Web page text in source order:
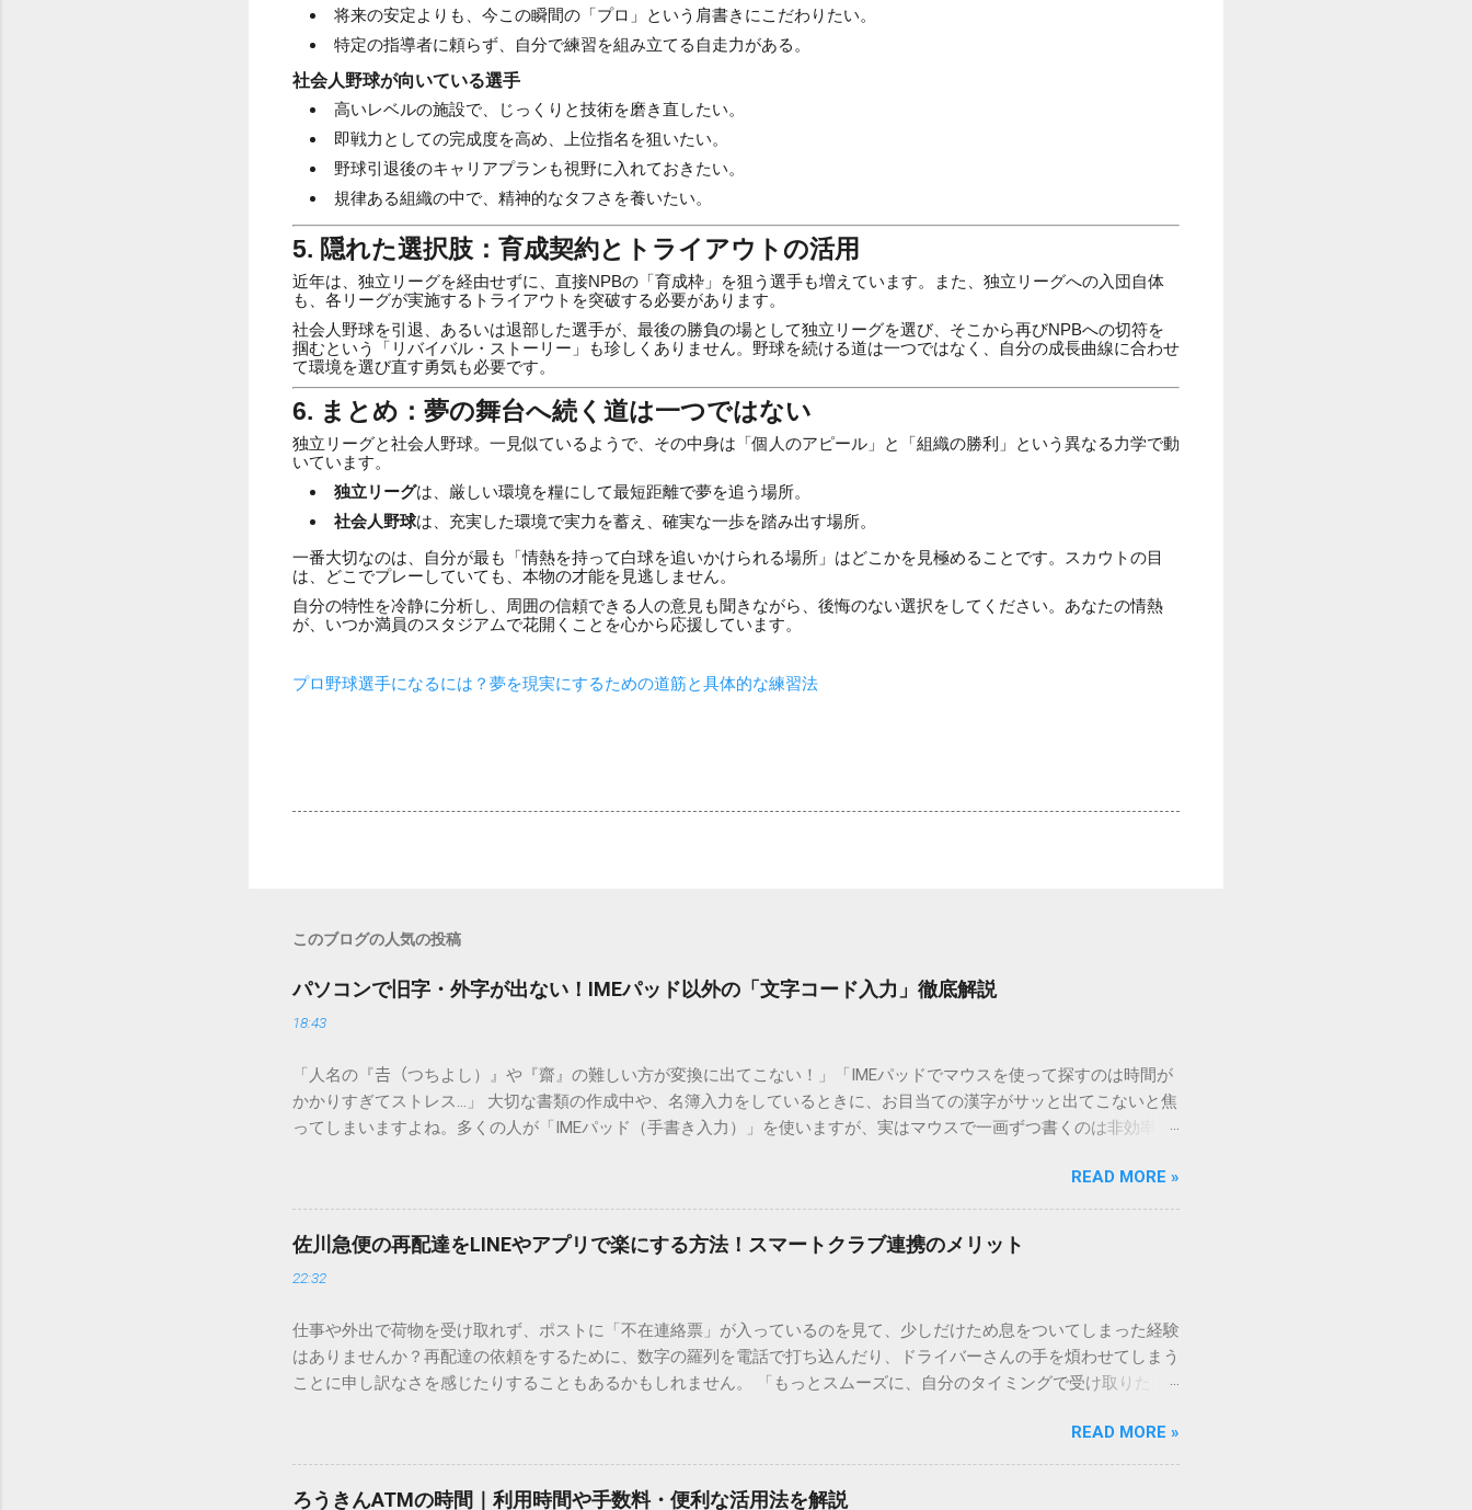
将来の安定よりも、今この瞬間の「プロ」という肩書きにこだわりたい。
特定の指導者に頼らず、自分で練習を組み立てる自走力がある。
社会人野球が向いている選手
高いレベルの施設で、じっくりと技術を磨き直したい。
即戦力としての完成度を高め、上位指名を狙いたい。
野球引退後のキャリアプランも視野に入れておきたい。
規律ある組織の中で、精神的なタフさを養いたい。
5. 隠れた選択肢：育成契約とトライアウトの活用
近年は、独立リーグを経由せずに、直接NPBの「育成枠」を狙う選手も増えています。また、独立リーグへの入団自体
も、各リーグが実施するトライアウトを突破する必要があります。
社会人野球を引退、あるいは退部した選手が、最後の勝負の場として独立リーグを選び、そこから再びNPBへの切符を
掴むという「リバイバル・ストーリー」も珍しくありません。野球を続ける道は一つではなく、自分の成長曲線に合わせ
て環境を選び直す勇気も必要です。
6. まとめ：夢の舞台へ続く道は一つではない
独立リーグと社会人野球。一見似ているようで、その中身は「個人のアピール」と「組織の勝利」という異なる力学で動
いています。
独立リーグは、厳しい環境を糧にして最短距離で夢を追う場所。
社会人野球は、充実した環境で実力を蓄え、確実な一歩を踏み出す場所。
一番大切なのは、自分が最も「情熱を持って白球を追いかけられる場所」はどこかを見極めることです。スカウトの目
は、どこでプレーしていても、本物の才能を見逃しません。
自分の特性を冷静に分析し、周囲の信頼できる人の意見も聞きながら、後悔のない選択をしてください。あなたの情熱
が、いつか満員のスタジアムで花開くことを心から応援しています。
プロ野球選手になるには？夢を現実にするための道筋と具体的な練習法
このブログの人気の投稿
パソコンで旧字・外字が出ない！IMEパッド以外の「文字コード入力」徹底解説
18:43
「人名の『𠮷（つちよし）』や『齋』の難しい方が変換に出てこない！」「IMEパッドでマウスを使って探すのは時間が
かかりすぎてストレス…」 大切な書類の作成中や、名簿入力をしているときに、お目当ての漢字がサッと出てこないと焦
ってしまいますよね。多くの人が「IMEパッド（手書き入力）」を使いますが、実はマウスで一画ずつ書くのは非効率で
ードを打ち込むだけで一瞬で旧字や外字、特殊記号を呼び出す「文字コード入力」のテクニックを詳しく解説します。
この方法をマスターすれば、もう難しい漢字の入力で手を止める必要はありません。 1. なぜ「変換」しても旧字・外字
が出てこないのか？ そもそも、なぜ普通の変換で出てこない漢字があるのでしょうか。その理由は、パソコンが文字を
認識する仕組みにあります。 日本のパソコンで一般的に使われる漢字は、JIS規格（日本産業規格）によって「第1水
準」「第2水準」といった形で整理されています。しかし、人名や地名に使われる非常に古い漢字（旧字）や、特定の組
「Unicode（ユニコード）」や「JISコード」といった 文字コード です。パソコン上のすべての文字には、いわば「住
所」のような番号が割り振られています。変換候補に出ない文字でも、この住所（コード）を直接指定すれば、確実に呼
び出すことができるのです。 2. Windows標準機能！文字コードで漢字を出す「16進数入力」 最も汎用性が高く、特別な
できます。 具体的な手順（Unicode入力） 入力したい文字の「Unicode（例：20BB7）」を把握する。 入力モードを「半
角」にする（※重要）。 **「20BB7」**と入力する。 直後にキーボードの**[Alt]キーを押しながら[X]キー**を押す。 入
力した数字が、一瞬で対応する漢字（例：𠮷）に変換されます。 注記： この方法は、特にMicrosoft Wordで非常に強力
READ MORE »
佐川急便の再配達をLINEやアプリで楽にする方法！スマートクラブ連携のメリット
22:32
仕事や外出で荷物を受け取れず、ポストに「不在連絡票」が入っているのを見て、少しだけため息をついてしまった経験
はありませんか？再配達の依頼をするために、数字の羅列を電話で打ち込んだり、ドライバーさんの手を煩わせてしまう
ことに申し訳なさを感じたりすることもあるかもしれません。 「もっとスムーズに、自分のタイミングで受け取りた
ビス「スマートクラブ」と、LINEや公式アプリの連携です。これらを活用するだけで、再配達のストレスは驚くほど軽く
なります。この記事では、忙しい毎日をサポートする便利な受け取り術と、連携による具体的なメリットを徹底解説しま
す。 佐川急便の再配達が劇的に変わる「スマートクラブ」とは？ まず押さえておきたいのが、佐川急便の個人向け無料
READ MORE »
ろうきんATMの時間｜利用時間や手数料・便利な活用法を解説